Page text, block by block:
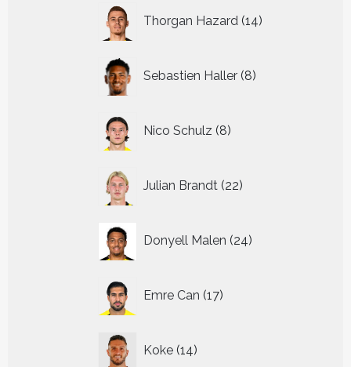
Thorgan Hazard 14
producten
Sebastien Haller 8
producten
Nico Schulz 8
producten
Julian Brandt 22
producten
Donyell Malen 24
producten
Emre Can 17
producten
Koke 14
producten